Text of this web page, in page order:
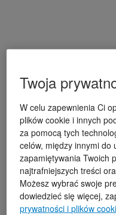
Twoja
W celu zapewnienia Ci
plików cookie i innych
za pomocą tych
celów, między innymi do
zapamiętywania Twoich
najtrafniejszych treści
Możesz wybrać swoje
dowiedzieć się więcej,
prywatności i plików